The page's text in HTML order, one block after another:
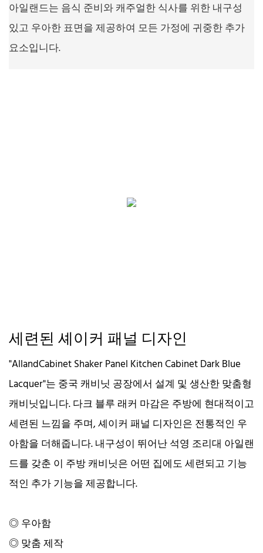
아일랜드는 음식 준비와 캐주얼한 식사를 위한 내구성
있고 우아한 표면을 제공하여 모든 가정에 귀중한 추가
요소입니다.
세련된 셰이커 패널 디자인
"AllandCabinet Shaker Panel Kitchen Cabinet Dark Blue
Lacquer"는 중국 캐비닛 공장에서 설계 및 생산한 맞춤형
캐비닛입니다. 다크 블루 래커 마감은 주방에 현대적이고
세련된 느낌을 주며, 셰이커 패널 디자인은 전통적인 우
아함을 더해줍니다. 내구성이 뛰어난 석영 조리대 아일랜
드를 갖춘 이 주방 캐비닛은 어떤 집에도 세련되고 기능
적인 추가 기능을 제공합니다.
◎ 우아함
◎ 맞춤 제작